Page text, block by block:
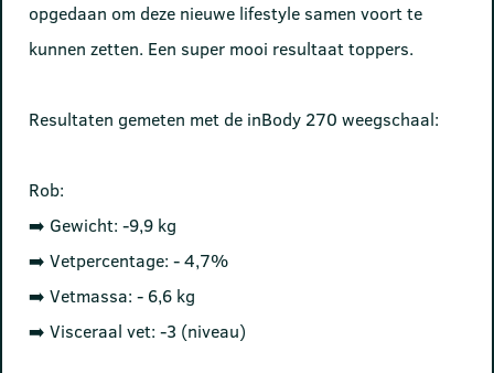
opgedaan om deze nieuwe lifestyle samen voort te
kunnen zetten. Een super mooi resultaat toppers.
Resultaten gemeten met de inBody 270 weegschaal:
Rob:
➡️ Gewicht: -9,9 kg
➡️ Vetpercentage: - 4,7%
➡️ Vetmassa: - 6,6 kg
➡️ Visceraal vet: -3 (niveau)